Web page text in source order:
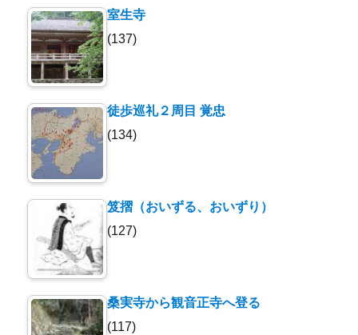
室生寺
(137)
徒歩巡礼２周目 覚忠
(134)
笈摺（おいずる、おいずり）
(127)
桑実寺から観音正寺へ登る
(117)